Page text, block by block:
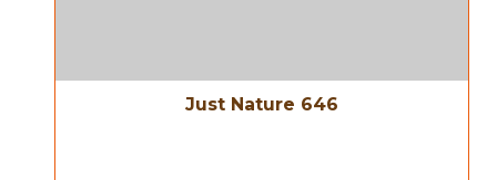
Just Nature 646